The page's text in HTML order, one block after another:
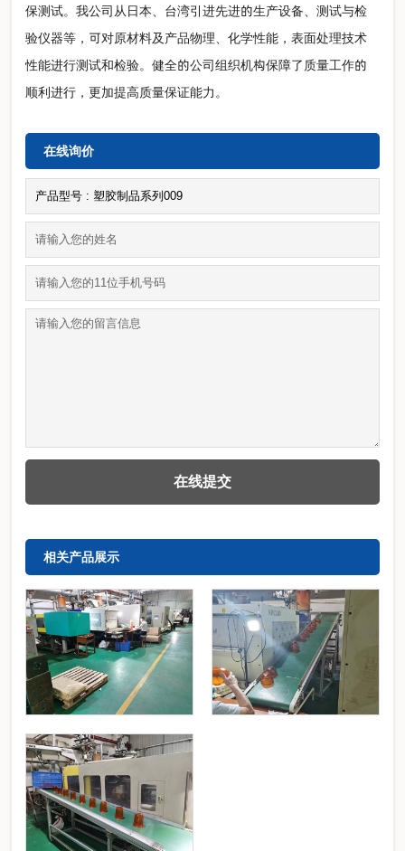
保测试。我公司从日本、台湾引进先进的生产设备、测试与检
验仪器等，可对原材料及产品物理、化学性能，表面处理技术
性能进行测试和检验。健全的公司组织机构保障了质量工作的
顺利进行，更加提高质量保证能力。
在线询价
相关产品展示